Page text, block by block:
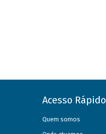
Acesso Rápido
Quem somos